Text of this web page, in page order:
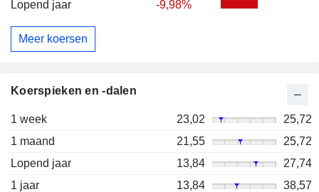
Lopend jaar
-9,98%
Meer koersen
Koerspieken en -dalen
1 week 23,02
25,72
1 maand
21,55
25,72
Lopend jaar
13,84
27,74
1 jaar
13,84
38,57